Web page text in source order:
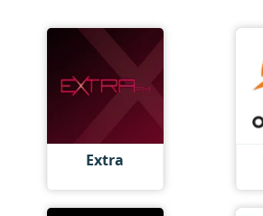
Extra